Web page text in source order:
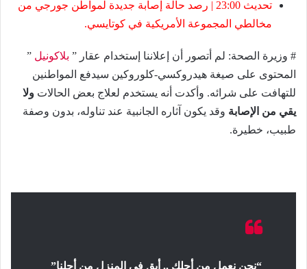
تحديث 23:00 | رصد حالة إصابة جديدة لمواطن جورجي من
مخالطي المجموعة الأمريكية في كوتايسي.
# وزيرة الصحة: لم أتصور أن إعلاننا إستخدام عقار ” بلاكونيل ”
المحتوى على صيغة هيدروكسي-كلوروكين سيدفع المواطنين
للتهافت على شرائه. وأكدت أنه يستخدم لعلاج بعض الحالات ولا
يقي من الإصابة وقد يكون آثاره الجانبية عند تناوله، بدون وصفة
طبيب، خطيرة.
“نحن نعمل من أجلك .. أبق في المنزل من أجلنا”